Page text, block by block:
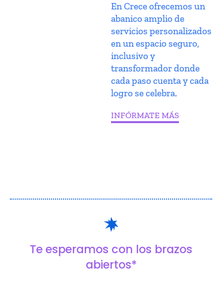
En Crece ofrecemos un
abanico amplio de
servicios personalizados
en un espacio seguro,
inclusivo y
transformador donde
cada paso cuenta y cada
logro se celebra.
INFÓRMATE MÁS
Te esperamos con los brazos
abiertos*